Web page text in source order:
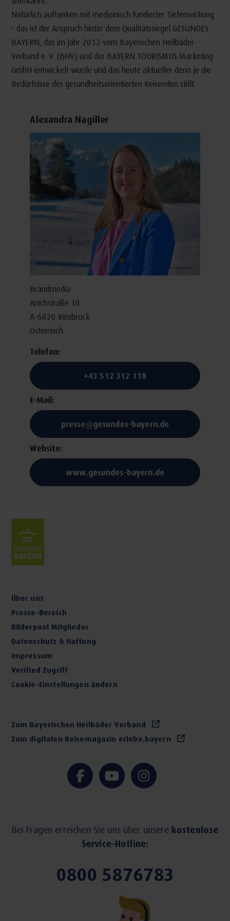
Natürlich auftanken mit medizinisch fundierter Tiefenwirkung
- das ist der Anspruch hinter dem Qualitätssiegel GESUNDES
BAYERN, das im Jahr 2012 vom Bayerischen Heilbäder-
Verband e. V. (BHV) und der BAYERN TOURISMUS Marketing
GmbH entwickelt wurde und das heute aktueller denn je die
Bedürfnisse des gesundheitsorientierten Reisenden stillt.
Alexandra Nagiller
Brandmedia
Anichstraße 10
A-6020 Innsbruck
Österreich
Telefon:
+43 512 312 118
E-Mail:
presse@gesundes-bayern.de
Website:
www.gesundes-bayern.de
Über uns
Presse-Bereich
Bilderpool Mitglieder
Datenschutz & Haftung
Impressum
Verified Zugriff
Cookie-Einstellungen ändern
Zum Bayerischen Heilbäder Verband
Zum digitalen Reisemagazin erlebe.bayern
Bei Fragen erreichen Sie uns über unsere kostenlose
Service-Hotline:
0800 5876783